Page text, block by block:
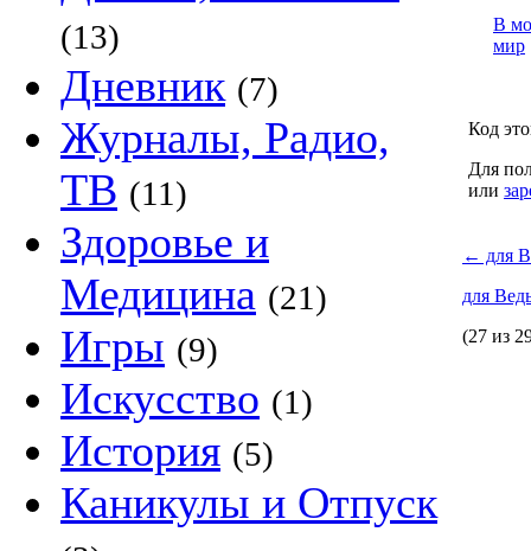
(13)
Дневник (7)
Журналы, Радио,
ТВ (11)
Здоровье и
Медицина (21)
Игры (9)
Искусство (1)
История (5)
Каникулы и Отпуск
В
мир
Код
Для
или
← для
для
(27 из